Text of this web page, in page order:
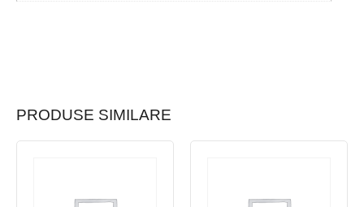
PRODUSE SIMILARE